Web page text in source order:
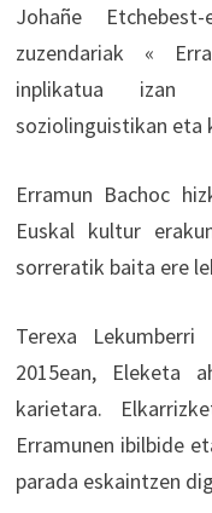
Johañe
zuzendariak «
inplikatua izan
soziolinguistikan eta
Erramun Bachoc
Euskal kultur
sorreratik baita ere
Terexa
2015ean, Eleketa
karietara.
Erramunen ibilbide
parada eskaintzen